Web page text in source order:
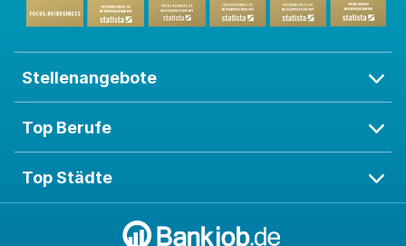
Stellenangebote
Top Berufe
Top Städte